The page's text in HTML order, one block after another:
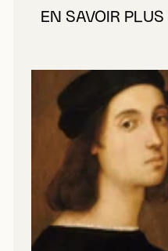
EN SAVOIR PLUS
À